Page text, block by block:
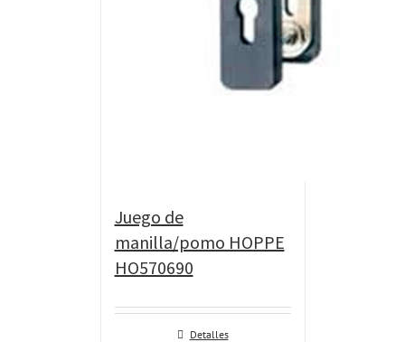
Juego de
manilla/pomo HOPPE
HO570690
Detalles